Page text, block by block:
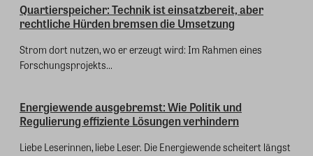
Quartierspeicher: Technik ist einsatzbereit, aber
rechtliche Hürden bremsen die Umsetzung
Strom dort nutzen, wo er erzeugt wird: Im Rahmen eines
Forschungsprojekts...
Energiewende ausgebremst: Wie Politik und
Regulierung effiziente Lösungen verhindern
Liebe Leserinnen, liebe Leser. Die Energiewende scheitert längst